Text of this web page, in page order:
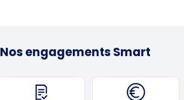
Nos engagements Smart